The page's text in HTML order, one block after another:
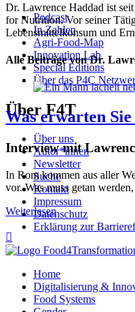
Podcast
In Zahlen
Agri-Food-Map
Innovation Lab
Special Editions
Über das P4C
Über F4T
Über uns
Autor*innen
Newsletter
Suche
Kontakt
Impressum
Datenschutz
Erklärung zur
Dr. Lawrence Haddad ist
for Nutrition. Vor seiner
Lebensmittelkonsum und
Alle Beiträge von Dr.
Was erwarten
Interview mit
In Rom kommen aus aller
vor. Was muss getan
Weiterlesen

Home
Digitalisierung &
Food Systems